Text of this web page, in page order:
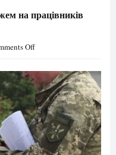
на працівників
Off